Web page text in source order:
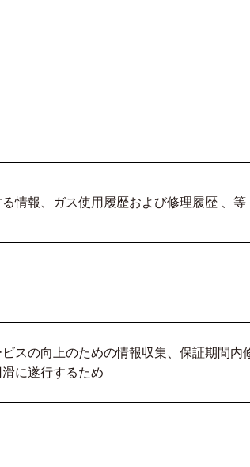
情報、ガス使用履歴および修理履歴 、等
スの向上のための情報収集、保証期間内
に遂行するため